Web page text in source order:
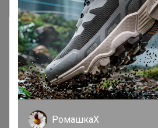
cherries
Магистр
16 февраля, 2026 21:17
РомашкаХ